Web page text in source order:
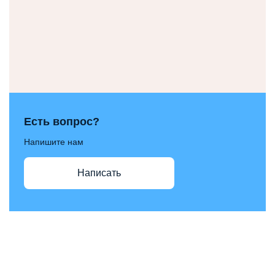
Есть вопрос?
Напишите нам
Написать